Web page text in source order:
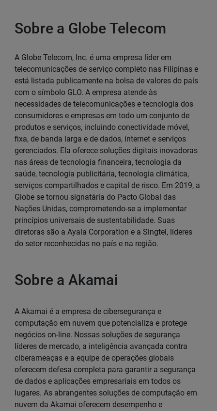
Sobre a Globe Telecom
A Globe Telecom, Inc. é uma empresa líder em
telecomunicações de serviço completo nas Filipinas e
está listada publicamente na bolsa de valores do país
com o símbolo GLO. A empresa atende às
necessidades de telecomunicações e tecnologia dos
consumidores e empresas em todo um conjunto de
produtos e serviços, incluindo conectividade móvel,
fixa, de banda larga e de dados, internet e serviços
gerenciados. Ela oferece soluções digitais inovadoras
nas áreas de tecnologia financeira, tecnologia da
saúde, tecnologia publicitária, tecnologia climática,
serviços compartilhados e capital de risco. Em 2019, a
Globe se tornou signatária do Pacto Global das
Nações Unidas, comprometendo-se a implementar
princípios universais de sustentabilidade. Suas
diretoras são a Ayala Corporation e a Singtel, líderes
do setor reconhecidas no país e na região.
Sobre a Akamai
A Akamai é a empresa de cibersegurança e
computação em nuvem que potencializa e protege
negócios on-line. Nossas soluções de segurança
líderes de mercado, a inteligência avançada contra
ciberameaças e a equipe de operações globais
oferecem defesa completa para garantir a segurança
de dados e aplicações empresariais em todos os
lugares. As abrangentes soluções de computação em
nuvem da Akamai oferecem desempenho e